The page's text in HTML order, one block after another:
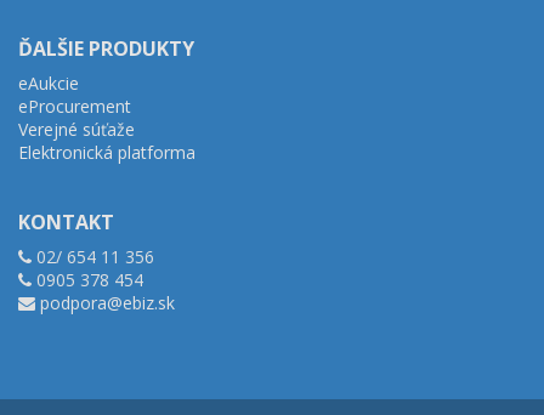
ĎALŠIE PRODUKTY
eAukcie
eProcurement
Verejné súťaže
Elektronická platforma
KONTAKT
02/ 654 11 356
0905 378 454
podpora@ebiz.sk